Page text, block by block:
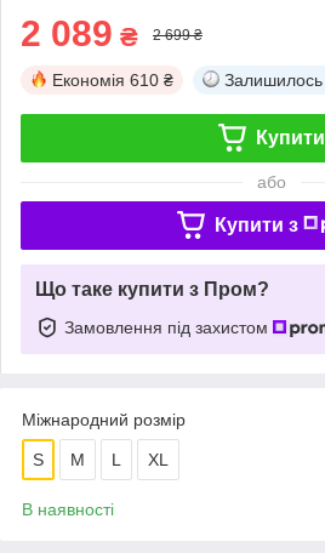
2 089 ₴ 2 699 ₴
Економія 610 ₴ Залишилось
Купити
або
Купити з
Що таке купити з Пром?
Замовлення під захистом
Міжнародний розмір
S M L XL
В наявності